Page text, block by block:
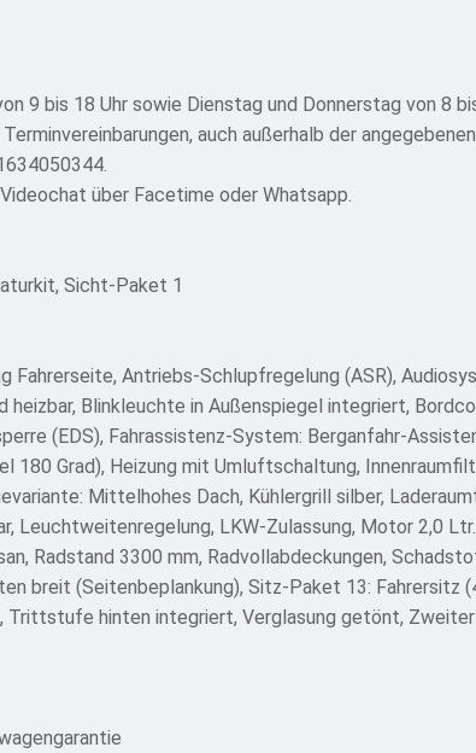
9 bis 18 Uhr sowie Dienstag und Donnerstag von 8
auch außerhalb der
über Facetime oder Whatsapp.
Sicht-Paket 1
Fahrerseite, Antriebs-Schlupfregelung (ASR),
Blinkleuchte in Außenspiegel integriert,
(EDS), Fahrassistenz-System: Berganfahr-
180 Grad), Heizung mit Umluftschaltung,
Mittelhohes Dach, Kühlergrill silber,
Leuchtweitenregelung, LKW-Zulassung, Motor 2,0
Radstand 3300 mm, Radvollabdeckungen,
breit (Seitenbeplankung), Sitz-Paket 13: Fahrersitz
hinten integriert, Verglasung getönt, Zweiter